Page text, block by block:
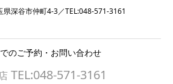
深谷市仲町4-3／TEL:048-571-3161
のご予約・お問い合わせ
TEL:048-571-3161